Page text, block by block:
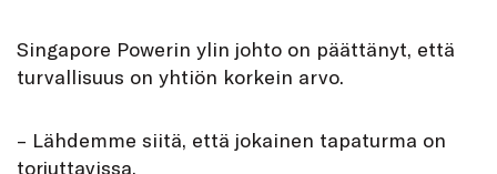
Singapore Powerin ylin johto on päättänyt, että
turvallisuus on yhtiön korkein arvo.
– Lähdemme siitä, että jokainen tapaturma on
torjuttavissa.